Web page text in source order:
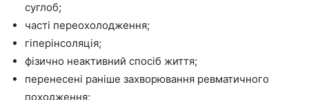
суглоб;
часті переохолодження;
гіперінсоляція;
фізично неактивний спосіб життя;
перенесені раніше захворювання ревматичного
походження;